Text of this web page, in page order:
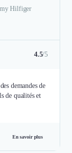
Hilfiger
4.5/5
demandes de
de qualités et
En savoir plus